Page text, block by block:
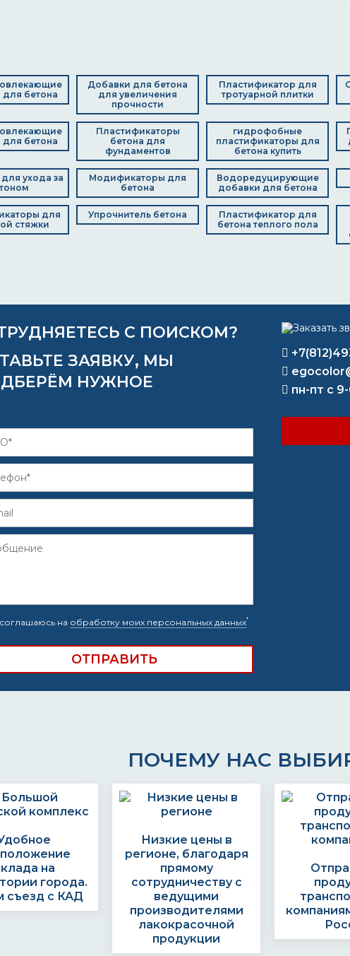
бетона
Добавки для бетона
для увеличения
прочности
Пластификатор для
тротуарной плитки
бетона
Пластификаторы
бетона для
фундаментов
гидрофобные
пластификаторы для
бетона купить
ухода за
Модификаторы для
бетона
Водоредуцирующие
добавки для бетона
для
стяжки
Упрочнитель бетона
Пластификатор для
бетона теплого пола
С ПОИСКОМ?
ЗАЯВКУ, МЫ
НУЖНОЕ
на обработку моих персональных данных*
пн-пт с
ПОЧЕМУ НАС
на
города.
съезд с КАД
Низкие цены в
регионе, благодаря
прямому
сотрудничеству с
ведущими
производителями
лакокрасочной
продукции